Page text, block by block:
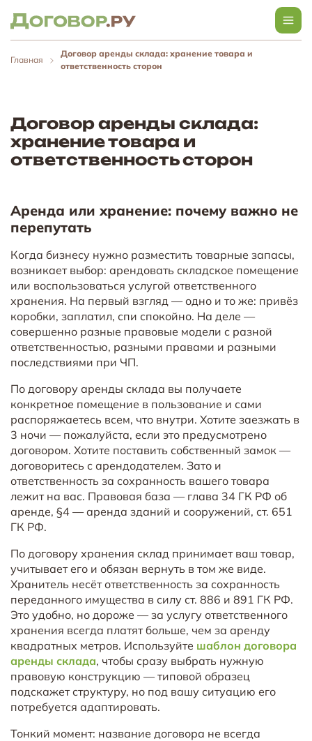
Главная
Договор аренды склада: хранение товара и
ответственность сторон
Договор аренды склада:
хранение товара и
ответственность сторон
Аренда или хранение: почему важно не
перепутать
Когда бизнесу нужно разместить товарные запасы,
возникает выбор: арендовать складское помещение
или воспользоваться услугой ответственного
хранения. На первый взгляд — одно и то же: привёз
коробки, заплатил, спи спокойно. На деле —
совершенно разные правовые модели с разной
ответственностью, разными правами и разными
последствиями при ЧП.
По договору аренды склада вы получаете
конкретное помещение в пользование и сами
распоряжаетесь всем, что внутри. Хотите заезжать в
3 ночи — пожалуйста, если это предусмотрено
договором. Хотите поставить собственный замок —
договоритесь с арендодателем. Зато и
ответственность за сохранность вашего товара
лежит на вас. Правовая база — глава 34 ГК РФ об
аренде, §4 — аренда зданий и сооружений, ст. 651
ГК РФ.
По договору хранения склад принимает ваш товар,
учитывает его и обязан вернуть в том же виде.
Хранитель несёт ответственность за сохранность
переданного имущества в силу ст. 886 и 891 ГК РФ.
Это удобно, но дороже — за услугу ответственного
хранения всегда платят больше, чем за аренду
квадратных метров. Используйте шаблон договора
аренды склада, чтобы сразу выбрать нужную
правовую конструкцию — типовой образец
подскажет структуру, но под вашу ситуацию его
потребуется адаптировать.
Тонкий момент: название договора не всегда